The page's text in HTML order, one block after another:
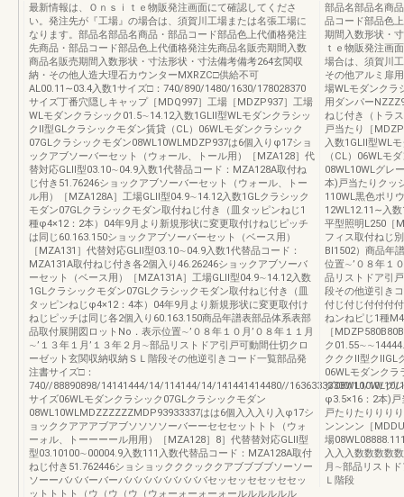
最新情報は、Ｏｎｓｉｔｅ物販発注画面にて確認してくださ
い。発注先が『工場』の場合は、須賀川工場または名張工場に
なります。部品名部品名商品・部品コード部品色上代価格発注
先商品・部品コード部品色上代価格発注先商品名販売期間入数
商品名販売期間入数形状・寸法形状・寸法備考備考264玄関収
納・その他人造大理石カウンターMXRZC□供給不可
AL00.11∼03.4入数1サイズ□：740/890/1480/1630/178028370
サイズ丁番穴隠しキャップ［MDQ997］工場［MDZP937］工場
WLモダンクラシック01.5∼14.12入数1GLⅡ型WLモダンクラシッ
クⅡ型GLクラシックモダン賃貸（CL）06WLモダンクラシック
07GLクラシックモダン08WL10WLMDZP937は6個入りφ17ショ
ックアブソーバーセット（ウォール、トール用）［MZA128］代
替対応GLⅡ型03.10∼04.9入数1代替品コード：MZA128A取付ね
じ付き51.76246ショックアブソーバーセット（ウォール、トー
ル用）［MZA128A］工場GLⅡ型04.9∼14.12入数1GLクラシック
モダン07GLクラシックモダン取付ねじ付き（皿タッピンねじ1
種φ4×12：2本）04年9月より新規形状に変更取付けねじピッチ
は同じ60.163.150ショックアブソーバーセット（ベース用）
［MZA131］代替対応GLⅡ型03.10∼04.9入数1代替品コード：
MZA131A取付ねじ付き各2個入り46.26246ショックアブソーバ
ーセット（ベース用）［MZA131A］工場GLⅡ型04.9∼14.12入数
1GLクラシックモダン07GLクラシックモダン取付ねじ付き（皿
タッピンねじφ4×12：4本）04年9月より新規形状に変更取付け
ねじピッチは同じ各2個入り60.163.150商品年譜表部品体系表部
品取付展開図ロットNo．表示位置∼’０８年１０月’０８年１１月
∼’１３年１月’１３年２月∼部品リストドア引戸可動間仕切クロ
ーゼット玄関収納収納ＳＬ階段その他逆引きコード一覧部品発
注書サイズ□：
740//88890898/14141444/14/114144/14/141441414480//16363333330/10/10/10/
サイズ06WLモダンクラシック07GLクラシックモダン
08WL10WLMDZZZZZZMDP93933337はは6個入入入り入φ17シ
ョッククアアアブアブソソソソーバーーセセセットトト（ウォ
ーォル、トーーーール用用）［MZA128］8］代替替対応GLⅡ型
型03.10100∼00004.9入数111入数代替品コード：MZA128A取付
ねじ付き51.762446ショショックククッククアブブブブソーソー
ソーーバババーバーバババババババババセッセッセセッセセッ
ットトトト（ウ（ウ（ウ（ウォーォーォーォールルルルルル
部品名部品名商
品コード部品色
期間入数形状・
ｔｅ物販発注画
場合は、須賀川
その他アルミ扉
場WLモダンクラ
用ダンパー
ねじ付き（トラ
戸当たり［
入数1GLⅡ型WL
（CL）06WLモ
08WL10WLグレ
本)戸当たりクッ
110WL黒色ポリ
12WL12.11∼入
平型照明L250［
フィス取付ねじ
BI1502）商品年
位置∼’０８年１
品リストドア引
段その他逆引き
付じ付じ付付付
ねンねピじ1種
［
ク
クククⅡ型クⅡGL
06WLモダンクラ
ダ08WL10WLグ
φ3.5×16：2本)戸
戸たりたりりり
ンンンン［
場
入入入数数数数
月∼部品リスト
Ｌ階段